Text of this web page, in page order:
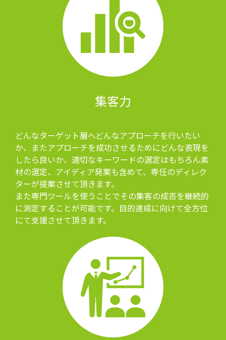
集客力
どんなターゲット層へどんなアプローチを行いたい
か、またアプローチを成功させるためにどんな表現を
したら良いか、適切なキーワードの選定はもちろん素
材の選定、アイディア発案も含めて、専任のディレク
ターが提案させて頂きます。
また専門ツールを使うことでその集客の成否を継続的
に測定することが可能です。目的達成に向けて全方位
にて支援させて頂きます。